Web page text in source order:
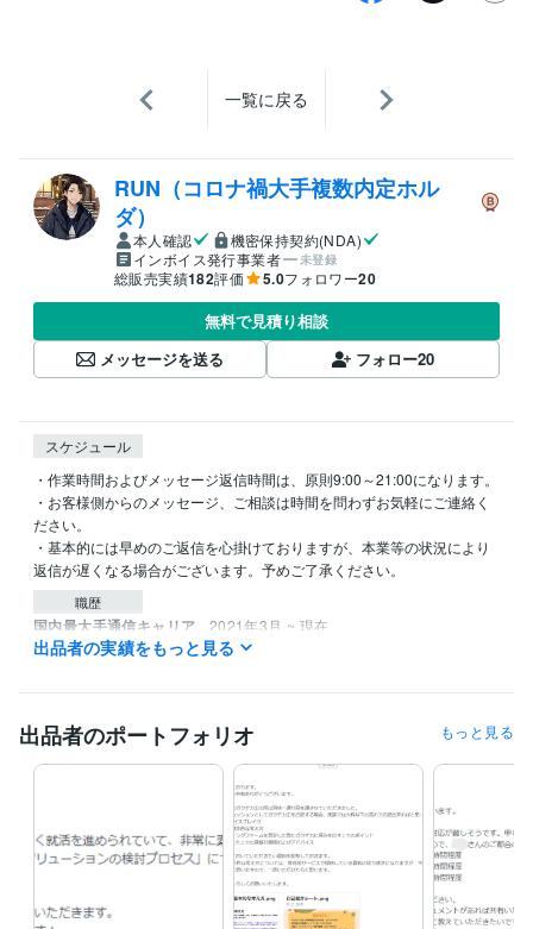
一覧に戻る
RUN（コロナ禍大手複数内定ホル
ダ）
本人確認
機密保持契約(NDA)
インボイス発行事業者
未登録
総販売実績182評価 5.0フォロワー20
無料で見積り相談
メッセージを送る
フォロー20
スケジュール
・作業時間およびメッセージ返信時間は、原則9:00～21:00になります。
・お客様側からのメッセージ、ご相談は時間を問わずお気軽にご連絡く
ださい。
・基本的には早めのご返信を心掛けておりますが、本業等の状況により
返信が遅くなる場合がございます。予めご了承ください。
職歴
国内最大手通信キャリア 2021年3月 ~ 現在
2024/06/01 プラチナランク獲得 2024/07/04 販売件数100件突破
資格・検定
情報処理技術者（応用情報技術者）
情報処理技術者（基本情報技術者）
日商簿記検定3級 取得年 : 2020年
プログラミング言語・フレームワーク
HTML:2年Java:1年Python:1年
出品者の実績をもっと見る
出品者のポートフォリオ もっと見る